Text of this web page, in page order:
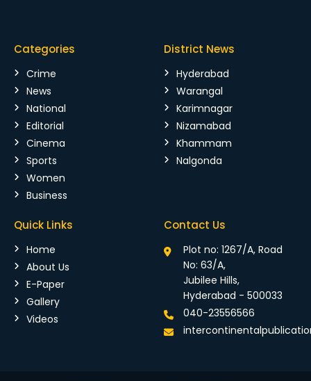
Categories
Crime
News
National
Editorial
Cinema
Sports
Women
Business
District News
Hyderabad
Warangal
Karimnagar
Nizamabad
Khammam
Nalgonda
Quick Links
Home
About Us
E-Paper
Gallery
Videos
Contact Us
Plot no: 1267/A, Road
No: 63/A,
Jubilee Hills,
Hyderabad - 500033
040-23556566